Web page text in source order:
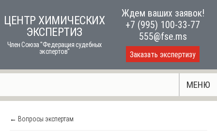
toЦЕНТР ХИМИЧЕСКИХ
ЭКСПЕРТИЗ
Член Союза "Федерация судебных
экспертов"
Ждем ваших заявок!
+7 (995) 100-33-77
555@fse.ms
Заказать экспертизу
МЕНЮ
← Вопросы экспертам